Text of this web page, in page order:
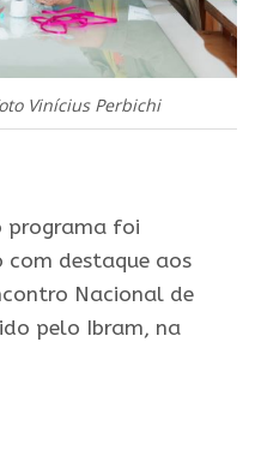
Vinícius Perbichi
programa foi
com destaque aos
Nacional de
pelo Ibram, na